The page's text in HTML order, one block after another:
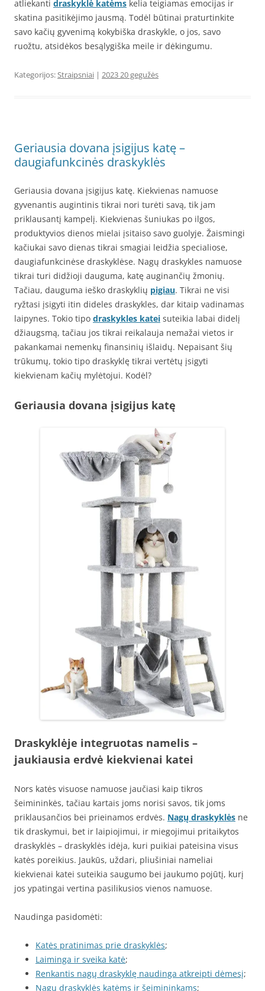
atliekanti draskyklė katėms kelia teigiamas emocijas ir
skatina pasitikėjimo jausmą. Todėl būtinai praturtinkite
savo kačių gyvenimą kokybiška draskykle, o jos, savo
ruožtu, atsidėkos besąlygiška meile ir dėkingumu.
Kategorijos:Straipsniai | 2023 20 gegužės
Geriausia dovana įsigijus katę –
daugiafunkcinės draskyklės
Geriausia dovana įsigijus katę. Kiekvienas namuose
gyvenantis augintinis tikrai nori turėti savą, tik jam
priklausantį kampelį. Kiekvienas šuniukas po ilgos,
produktyvios dienos mielai įsitaiso savo guolyje. Žaismingi
kačiukai savo dienas tikrai smagiai leidžia specialiose,
daugiafunkcinėse draskyklėse. Nagų draskykles namuose
tikrai turi didžioji dauguma, katę auginančių žmonių.
Tačiau, dauguma ieško draskyklių pigiau. Tikrai ne visi
ryžtasi įsigyti itin dideles draskykles, dar kitaip vadinamas
laipynes. Tokio tipo draskykles katei suteikia labai didelį
džiaugsmą, tačiau jos tikrai reikalauja nemažai vietos ir
pakankamai nemenkų finansinių išlaidų. Nepaisant šių
trūkumų, tokio tipo draskyklę tikrai vertėtų įsigyti
kiekvienam kačių mylėtojui. Kodėl?
Geriausia dovana įsigijus katę
Draskyklėje integruotas namelis –
jaukiausia erdvė kiekvienai katei
Nors katės visuose namuose jaučiasi kaip tikros
šeimininkės, tačiau kartais joms norisi savos, tik joms
priklausančios bei prieinamos erdvės. Nagų draskyklės ne
tik draskymui, bet ir laipiojimui, ir miegojimui pritaikytos
draskyklės – draskyklės idėja, kuri puikiai pateisina visus
katės poreikius. Jaukūs, uždari, pliušiniai nameliai
kiekvienai katei suteikia saugumo bei jaukumo pojūtį, kurį
jos ypatingai vertina pasilikusios vienos namuose.
Naudinga pasidomėti:
Katės pratinimas prie draskyklės;
Laiminga ir sveika katė;
Renkantis nagų draskyklę naudinga atkreipti dėmesį;
Nagų draskyklės katėms ir šeimininkams;